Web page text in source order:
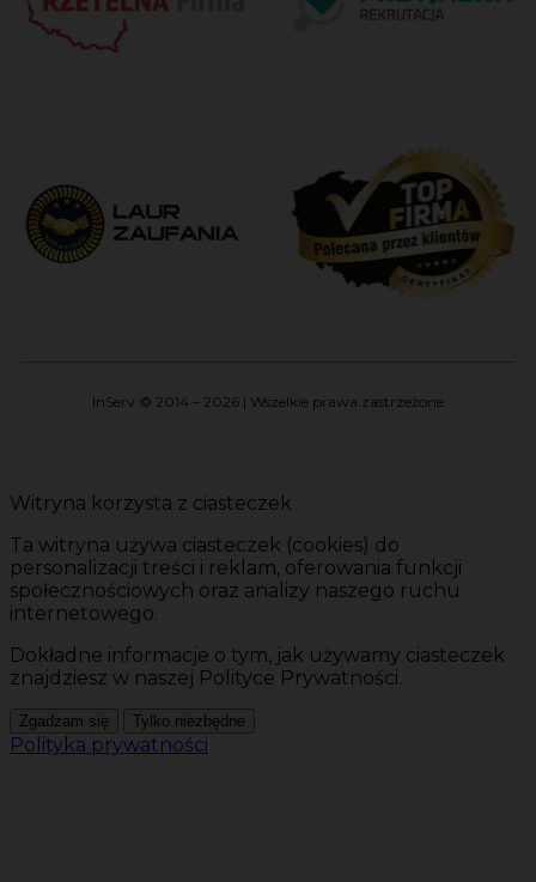
InServ © 2014 – 2026 | Wszelkie prawa zastrzeżone
Witryna korzysta z ciasteczek
Ta witryna używa ciasteczek (cookies) do
personalizacji treści i reklam, oferowania funkcji
społecznościowych oraz analizy naszego ruchu
internetowego.
Dokładne informacje o tym, jak używamy ciasteczek
znajdziesz w naszej Polityce Prywatności.
Zgadzam się Tylko niezbędne
Polityka prywatności